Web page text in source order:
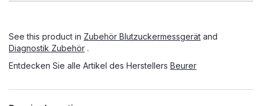
See this product in Zubehör Blutzuckermessgerät and
Diagnostik Zubehör .
Entdecken Sie alle Artikel des Herstellers Beurer